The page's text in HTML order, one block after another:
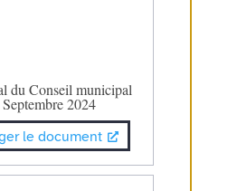
du Conseil municipal
2024
le document